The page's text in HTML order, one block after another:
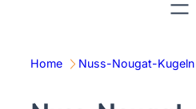
Home Nuss-Nougat-Kugeln